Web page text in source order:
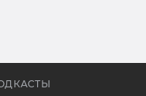
колец»